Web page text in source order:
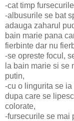
-cat timp
-albusurile se bat
adauga zaharul
bain marie pana
fierbinte dar nu
-se opreste focul,
la bain marie si se
putin,
-cu o lingurita se
dupa care se
colorate,
-fursecurile se mai